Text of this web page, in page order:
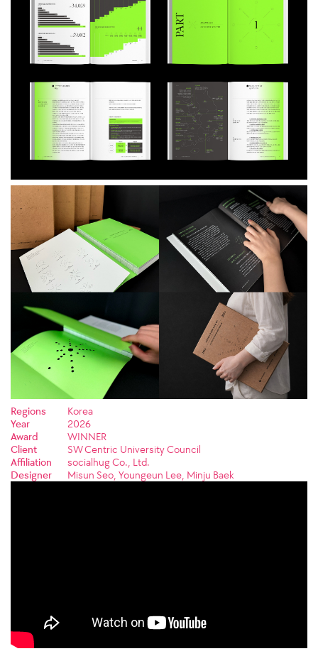
Regions
Korea
Year
2026
Award
WINNER
Client
SW Centric University Council
Affiliation
socialhug Co., Ltd.
Designer
Misun Seo, Youngeun Lee, Minju Baek